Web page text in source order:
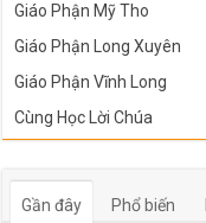
Giáo Phận Mỹ Tho
Giáo Phận Long Xuyên
Giáo Phận Vĩnh Long
Cùng Học Lời Chúa
Gần đây Phổ biến